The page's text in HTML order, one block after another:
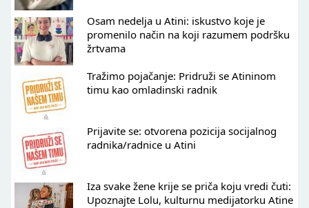
Osam nedelja u Atini: iskustvo koje je
promenilo način na koji razumem podršku
žrtvama
Tražimo pojačanje: Pridruži se Atininom
timu kao omladinski radnik
Prijavite se: otvorena pozicija socijalnog
radnika/radnice u Atini
Iza svake žene krije se priča koju vredi čuti:
Upoznajte Lolu, kulturnu medijatorku Atine